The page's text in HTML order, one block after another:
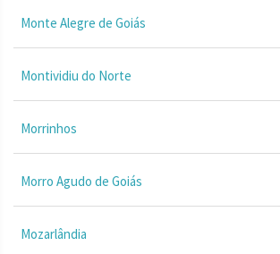
Monte Alegre de Goiás
Montividiu do Norte
Morrinhos
Morro Agudo de Goiás
Mozarlândia